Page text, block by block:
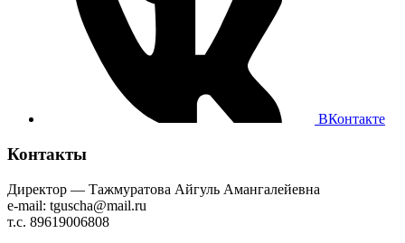
ВКонтакте
Контакты
Директор — Тажмуратова Айгуль Амангалейевна
e-mail: tguscha@mail.ru
т.с. 89619006808